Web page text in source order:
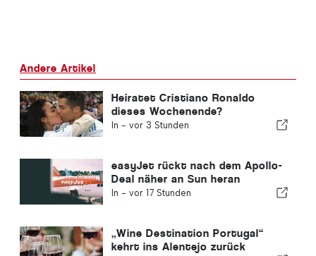
Andere Artikel
Heiratet Cristiano Ronaldo
dieses Wochenende?
In - vor 3 Stunden
easyJet rückt nach dem Apollo-
Deal näher an Sun heran
In - vor 17 Stunden
„Wine Destination Portugal“
kehrt ins Alentejo zurück